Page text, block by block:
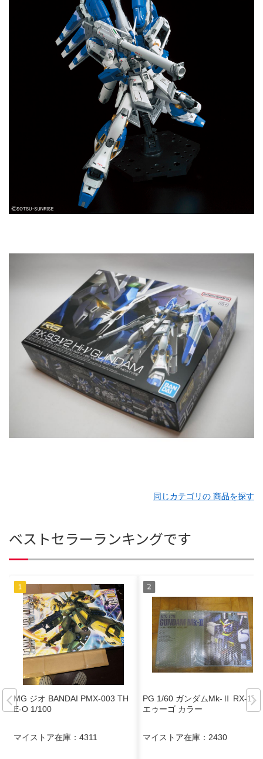
同じカテゴリの 商品を探す
ベストセラーランキングです
MG ジオ BANDAI PMX-003 TH
E-O 1/100
マイストア在庫： 4311
PG 1/60 ガンダムMk-Ⅱ RX-178
エゥーゴ カラー
マイストア在庫： 2430